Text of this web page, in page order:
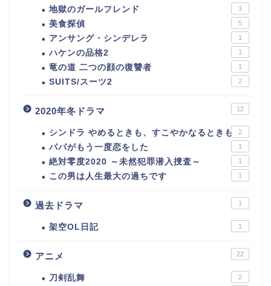
地獄のガールフレンド 3
美食探偵 5
アンサング・シンデレラ 1
ハケンの品格2 1
竜の道 二つの顔の復讐者 1
SUITS/スーツ2 2
2020年冬ドラマ 12
シンドラ やめるときも、すこやかなるときも 2
パパがもう一度恋をした 1
絶対零度2020 ～未然犯罪潜入捜査～ 1
この男は人生最大の過ちです 1
過去ドラマ 1
架空OL日記 1
アニメ 22
刀剣乱舞 2